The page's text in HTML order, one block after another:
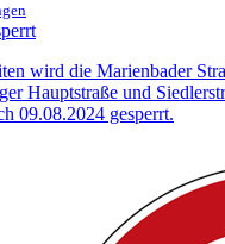
wird die Marienbader
Hauptstraße und
09.08.2024 gesperrt.